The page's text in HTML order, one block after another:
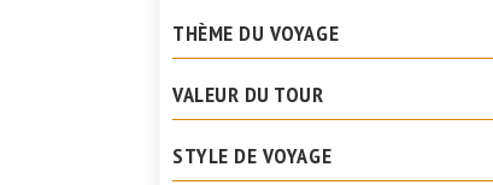
THÈME DU VOYAGE
VALEUR DU TOUR
STYLE DE VOYAGE